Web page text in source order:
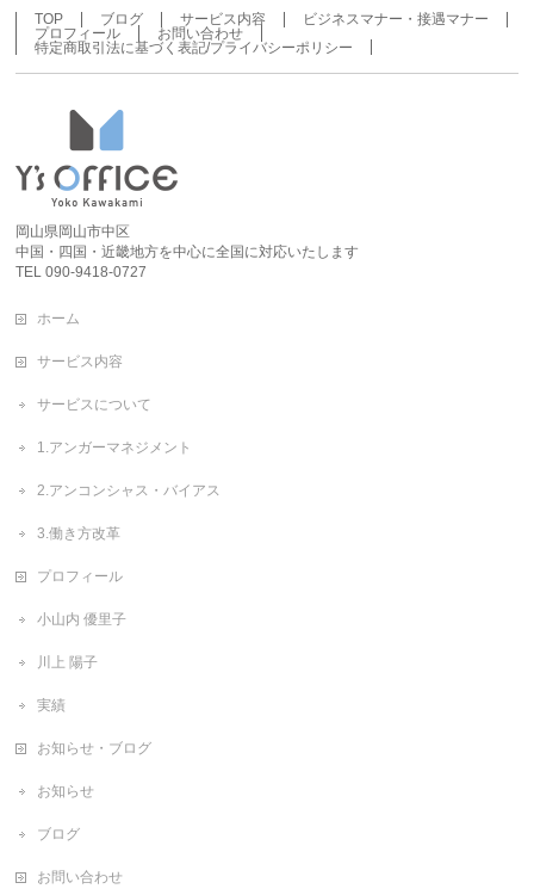
TOP ブログ サービス内容
ビジネスマナー・接遇マナー
プロフィール
お問い合わせ
特定商取引法に基づく表記/プライバシーポリシー
岡山県岡山市中区
中国・四国・近畿地方を中心に全国に対応いたします
TEL 090-9418-0727
ホーム
サービス内容
サービスについて
1.アンガーマネジメント
2.アンコンシャス・バイアス
3.働き方改革
プロフィール
小山内 優里子
川上 陽子
実績
お知らせ・ブログ
お知らせ
ブログ
お問い合わせ